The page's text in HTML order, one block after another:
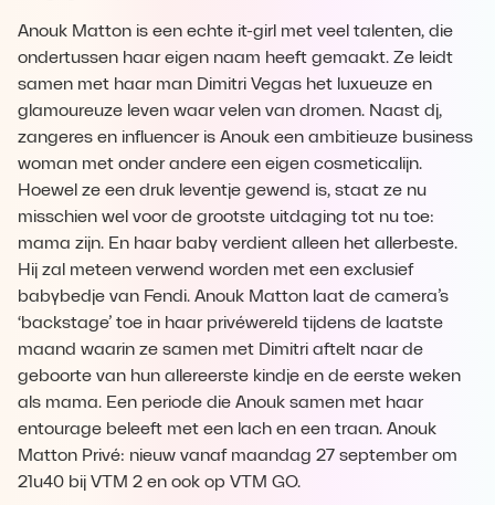
Anouk Matton is een echte it-girl met veel talenten, die
ondertussen haar eigen naam heeft gemaakt. Ze leidt
samen met haar man Dimitri Vegas het luxueuze en
glamoureuze leven waar velen van dromen. Naast dj,
zangeres en influencer is Anouk een ambitieuze business
woman met onder andere een eigen cosmeticalijn.
Hoewel ze een druk leventje gewend is, staat ze nu
misschien wel voor de grootste uitdaging tot nu toe:
mama zijn. En haar baby verdient alleen het allerbeste.
Hij zal meteen verwend worden met een exclusief
babybedje van Fendi. Anouk Matton laat de camera’s
‘backstage’ toe in haar privéwereld tijdens de laatste
maand waarin ze samen met Dimitri aftelt naar de
geboorte van hun allereerste kindje en de eerste weken
als mama. Een periode die Anouk samen met haar
entourage beleeft met een lach en een traan. Anouk
Matton Privé: nieuw vanaf maandag 27 september om
21u40 bij VTM 2 en ook op VTM GO.